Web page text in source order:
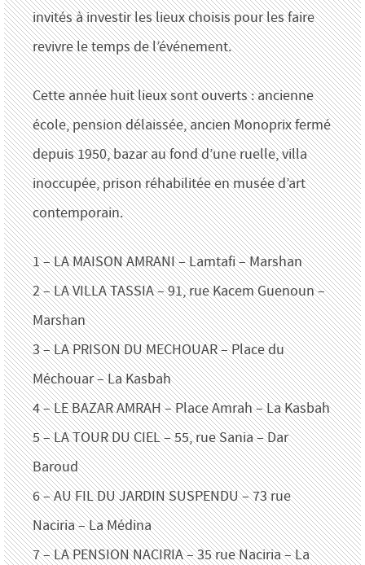
invités à investir les lieux choisis pour les faire
revivre le temps de l’événement.
Cette année huit lieux sont ouverts : ancienne
école, pension délaissée, ancien Monoprix fermé
depuis 1950, bazar au fond d’une ruelle, villa
inoccupée, prison réhabilitée en musée d’art
contemporain.
1 – LA MAISON AMRANI – Lamtafi – Marshan
2 – LA VILLA TASSIA – 91, rue Kacem Guenoun –
Marshan
3 – LA PRISON DU MECHOUAR – Place du
Méchouar – La Kasbah
4 – LE BAZAR AMRAH – Place Amrah – La Kasbah
5 – LA TOUR DU CIEL – 55, rue Sania – Dar
Baroud
6 – AU FIL DU JARDIN SUSPENDU – 73 rue
Naciria – La Médina
7 – LA PENSION NACIRIA – 35 rue Naciria – La